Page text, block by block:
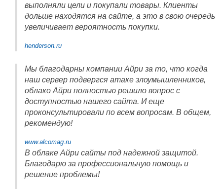
выполняли цели и покупали товары. Клиенты
дольше находятся на сайте, а это в свою очередь
увеличивает вероятность покупки.
henderson.ru
Мы благодарны компании Айри за то, что когда
наш сервер подвергся атаке злоумышленников,
облако Айри полностью решило вопрос с
доступностью нашего сайта. И еще
проконсультировали по всем вопросам. В общем,
рекомендую!
www.alcomag.ru
В облаке Айри сайты под надежной защитой.
Благодарю за профессиональную помощь и
решение проблемы!